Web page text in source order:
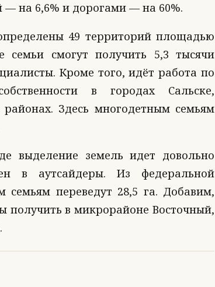
на 6,6% и дорогами — на 60%.
49 территорий площадью
смогут получить 5,3 тысячи
Кроме того, идёт работа по
в городах Сальске,
Здесь многодетным семьям
выделение земель идет довольно
в аутсайдеры. Из федеральной
семьям переведут 28,5 га. Добавим,
получить в микрорайоне Восточный,